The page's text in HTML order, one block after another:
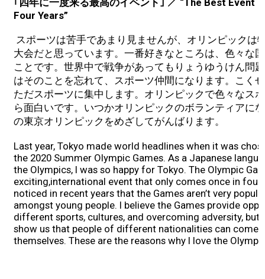
Four Years”
スポーツは苦手であまり見ませんが、オリンピックは
大会だと思っています。一番好きなところは、色々な
ことです。世界中で戦争があってもりょうゆうけん問
はそのことを忘れて、スポーツ仲間になります。こく
ただスポーツに集中します。オリンピックで色々なス
ら面白いです。いつかオリンピックのボランティアに
の東京オリンピックをめざしてがんばります。
Last year, Tokyo made world headlines when it was
the 2020 Summer Olympic Games. As a Japanese
the Olympics, I was so happy for Tokyo. The Olympic
exciting,international event that only comes once in four
noticed in recent years that the Games aren’t very
amongst young people. I believe the Games provide
different sports, cultures, and overcoming adversity, but
show us that people of different nationalities can come
themselves. These are the reasons why I love the